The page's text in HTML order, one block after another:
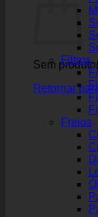
Sem
Retornar
Filtros
Freios